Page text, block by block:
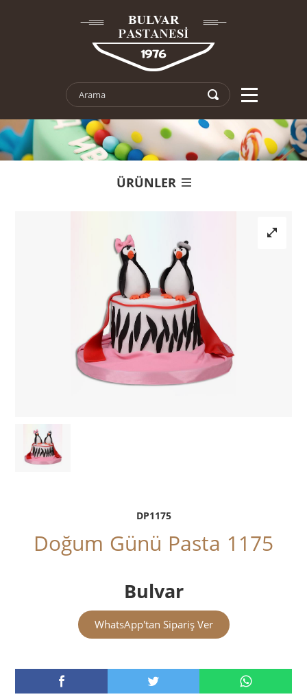
ÜRÜNLER
DP1175
Doğum Günü Pasta 1175
Bulvar
WhatsApp'tan Sipariş Ver